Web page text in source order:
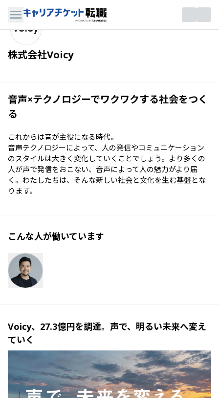
株式会社Voicy
音声×テクノロジーでワクワクする社会をつく
る
これからは音が主役になる時代。
音声テクノロジーによって、人の発信やコミュニケーション
のスタイルは大きく変化していくことでしょう。より多くの
人が声で発信をおこない、音声によって人の魅力がより届
く。わたしたちは、そんな新しい社会と文化を生む基盤とな
ります。
こんな人が働いています
Voicy、27.3億円を調達。声で、明るい未来へ変え
ていく